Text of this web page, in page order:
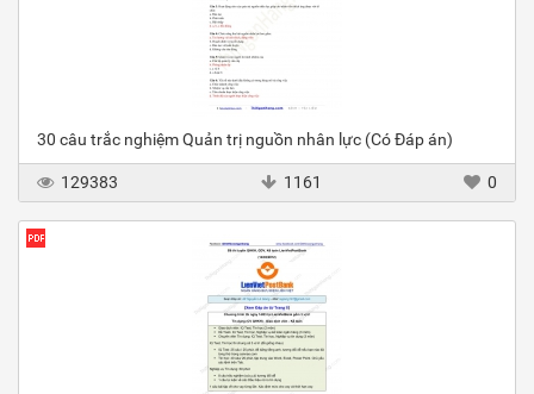
30 câu trắc nghiệm Quản trị nguồn nhân lực (Có Đáp án)
129383 1161 0